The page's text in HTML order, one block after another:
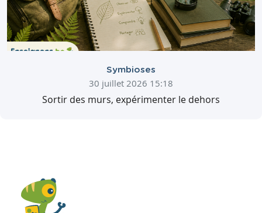
Symbioses
30 juillet 2026 15:18
Sortir des murs, expérimenter le dehors